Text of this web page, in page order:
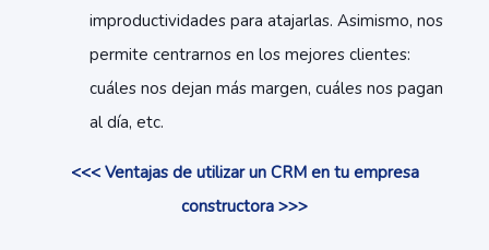
improductividades para atajarlas. Asimismo, nos
permite centrarnos en los mejores clientes:
cuáles nos dejan más margen, cuáles nos pagan
al día, etc.
<<< Ventajas de utilizar un CRM en tu empresa
constructora >>>